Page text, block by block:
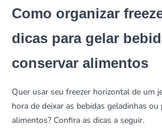
Como organizar
dicas para gelar
conservar alimentos
Quer usar seu freezer horizontal de um
hora de deixar as bebidas geladinhas ou
alimentos? Confira as dicas a seguir.